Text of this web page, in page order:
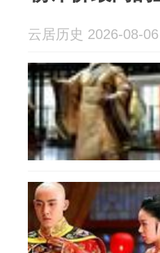
云居历史 2026-08-06